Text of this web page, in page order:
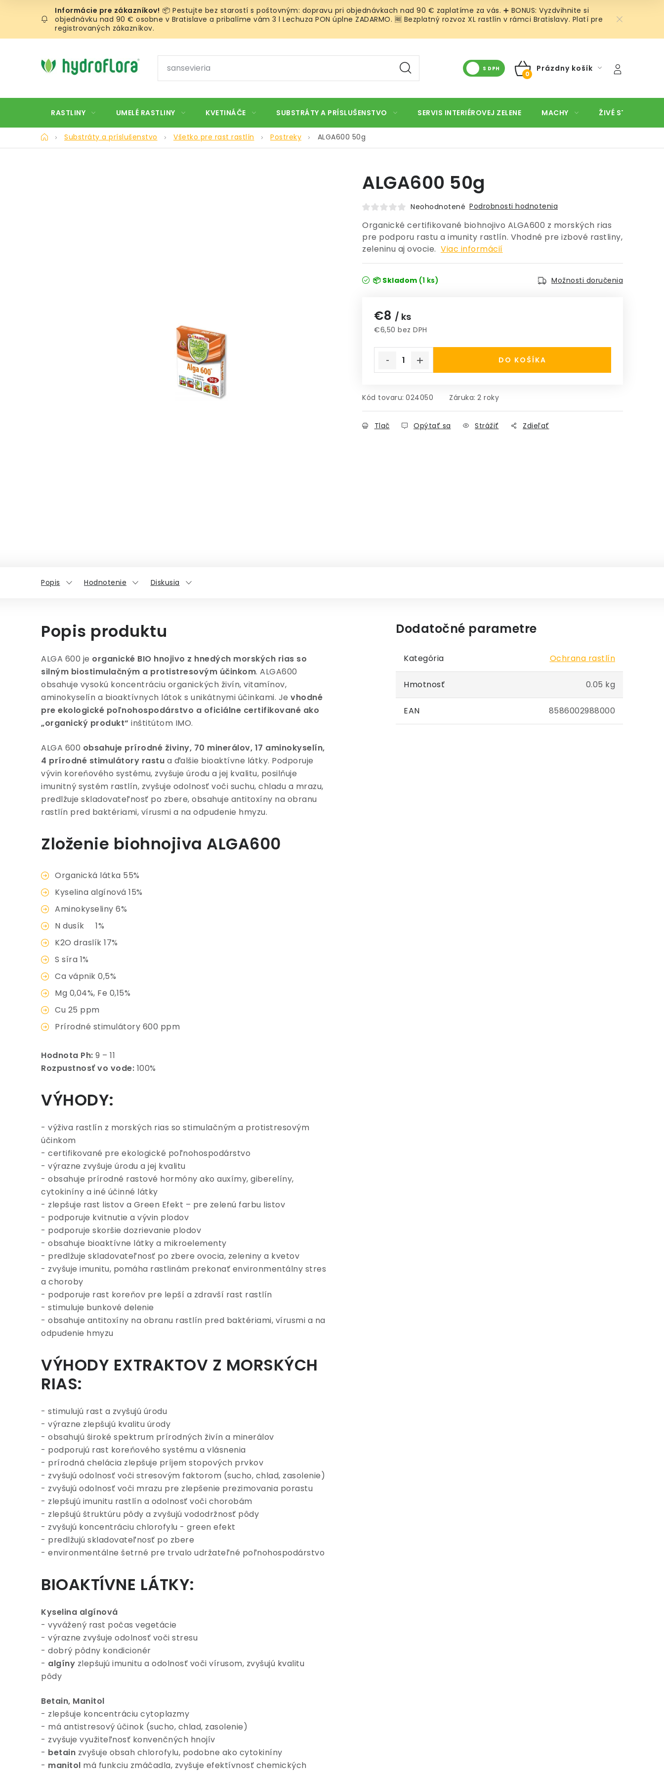
📦 Pestujte bez starostí s poštovným: dopravu pri objednávkach nad 90 € zaplatíme za vás. ➕ BONUS: Vyzdvihnite si
objednávku nad 90 € osobne v Bratislave a pribalíme vám 3 l Lechuza PON úplne ZADARMO. 🆓 Bezplatný rozvoz XL rastlín v rámci Bratislavy. Platí pre
registrovaných zákazníkov.
S DPH
NÁKUPNÝ
Prázdny košík
RASTLINY UMELÉ RASTLINY KVETINÁČE SUBSTRÁTY A PRÍSLUŠENSTVO SERVIS INTERIÉROVEJ ZELENE MACHY ŽIVÉ STENY
DomovSubstráty a príslušenstvo Všetko pre rast rastlín Postreky ALGA600 50g
ALGA600 50g
Neohodnotené Podrobnosti hodnotenia
Organické certifikované biohnojivo ALGA600 z morských rias
pre podporu rastu a imunity rastlín. Vhodné pre izbové rastliny,
zeleninu aj ovocie. Viac informácií
📦 Skladom (1 ks) Možnosti doručenia
€8 / ks
€6,50 bez DPH
DO KOŠÍKA
Kód tovaru: 024050 Záruka: 2 roky
Tlač Opýtať sa Strážiť Zdieľať
Popis Hodnotenie Diskusia
Popis produktu
ALGA 600 je organické BIO hnojivo z hnedých morských rias so
silným biostimulačným a protistresovým účinkom. ALGA600
obsahuje vysokú koncentráciu organických živín, vitamínov,
aminokyselín a bioaktívnych látok s unikátnymi účinkami. Je vhodné
pre ekologické poľnohospodárstvo a oficiálne certifikované ako
„organický produkt“ inštitútom IMO.
ALGA 600 obsahuje prírodné živiny, 70 minerálov, 17 aminokyselín,
4 prírodné stimulátory rastu a ďalšie bioaktívne látky. Podporuje
vývin koreňového systému, zvyšuje úrodu a jej kvalitu, posilňuje
imunitný systém rastlín, zvyšuje odolnosť voči suchu, chladu a mrazu,
predlžuje skladovateľnosť po zbere, obsahuje antitoxíny na obranu
rastlín pred baktériami, vírusmi a na odpudenie hmyzu.
Zloženie biohnojiva ALGA600
Organická látka 55%
Kyselina algínová 15%
Aminokyseliny 6%
N dusík 1%
K2O draslík 17%
S síra 1%
Ca vápnik 0,5%
Mg 0,04%, Fe 0,15%
Cu 25 ppm
Prírodné stimulátory 600 ppm
Hodnota Ph: 9 – 11
Rozpustnosť vo vode: 100%
VÝHODY:
- výživa rastlín z morských rias so stimulačným a protistresovým
účinkom
- certifikované pre ekologické poľnohospodárstvo
- výrazne zvyšuje úrodu a jej kvalitu
- obsahuje prírodné rastové hormóny ako auxímy, giberelíny,
cytokiníny a iné účinné látky
- zlepšuje rast listov a Green Efekt – pre zelenú farbu listov
- podporuje kvitnutie a vývin plodov
- podporuje skoršie dozrievanie plodov
- obsahuje bioaktívne látky a mikroelementy
- predlžuje skladovateľnosť po zbere ovocia, zeleniny a kvetov
- zvyšuje imunitu, pomáha rastlinám prekonať environmentálny stres
a choroby
- podporuje rast koreňov pre lepší a zdravší rast rastlín
- stimuluje bunkové delenie
- obsahuje antitoxíny na obranu rastlín pred baktériami, vírusmi a na
odpudenie hmyzu
VÝHODY EXTRAKTOV Z MORSKÝCH
RIAS:
- stimulujú rast a zvyšujú úrodu
- výrazne zlepšujú kvalitu úrody
- obsahujú široké spektrum prírodných živín a minerálov
- podporujú rast koreňového systému a vlásnenia
- prírodná chelácia zlepšuje príjem stopových prvkov
- zvyšujú odolnosť voči stresovým faktorom (sucho, chlad, zasolenie)
- zvyšujú odolnosť voči mrazu pre zlepšenie prezimovania porastu
- zlepšujú imunitu rastlín a odolnosť voči chorobám
- zlepšujú štruktúru pôdy a zvyšujú vododržnosť pôdy
- zvyšujú koncentráciu chlorofylu - green efekt
- predlžujú skladovateľnosť po zbere
- environmentálne šetrné pre trvalo udržateľné poľnohospodárstvo
BIOAKTÍVNE LÁTKY:
Kyselina algínová
- vyvážený rast počas vegetácie
- výrazne zvyšuje odolnosť voči stresu
- dobrý pôdny kondicionér
- algíny zlepšujú imunitu a odolnosť voči vírusom, zvyšujú kvalitu
pôdy
Betain, Manitol
- zlepšuje koncentráciu cytoplazmy
- má antistresový účinok (sucho, chlad, zasolenie)
- zvyšuje využiteľnosť konvenčných hnojív
- betain zvyšuje obsah chlorofylu, podobne ako cytokiníny
- manitol má funkciu zmáčadla, zvyšuje efektívnosť chemických
Dodatočné parametre
Kategória Ochrana rastlín
Hmotnosť 0.05 kg
EAN 8586002988000